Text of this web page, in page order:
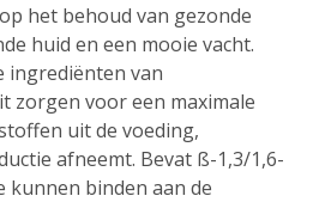
het behoud van gezonde
huid en een mooie vacht.
ingrediënten van
zorgen voor een maximale
uit de voeding,
afneemt. Bevat ß-1,3/1,6-
kunnen binden aan de